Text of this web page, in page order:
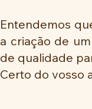
Entendemos
a criação de
de qualidade
Certo do vosso